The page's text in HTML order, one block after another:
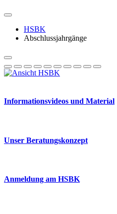
HSBK
Abschlussjahrgänge
Informationsvideos und Material
Unser Beratungskonzept
Anmeldung am HSBK